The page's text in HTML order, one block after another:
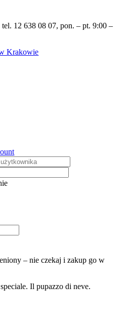
12 638 08 07, pon. – pt. 9:00 –
– nie czekaj i zakup go w
Il pupazzo di neve.